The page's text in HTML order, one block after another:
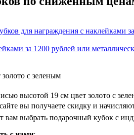
для награждения с наклейками
за 1200 рублей или
с зеленым
высотой 19 см цвет золото с
вы получаете скидку и
вам выбрать подарочный кубок с